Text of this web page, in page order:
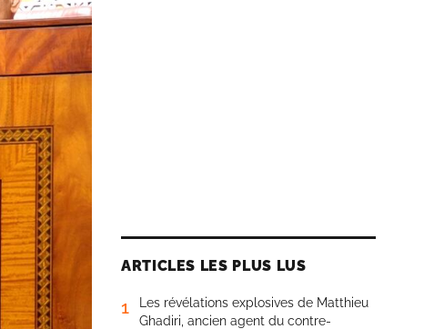
ARTICLES LES PLUS LUS
1
Les révélations explosives de Matthieu
Ghadiri, ancien agent du contre-